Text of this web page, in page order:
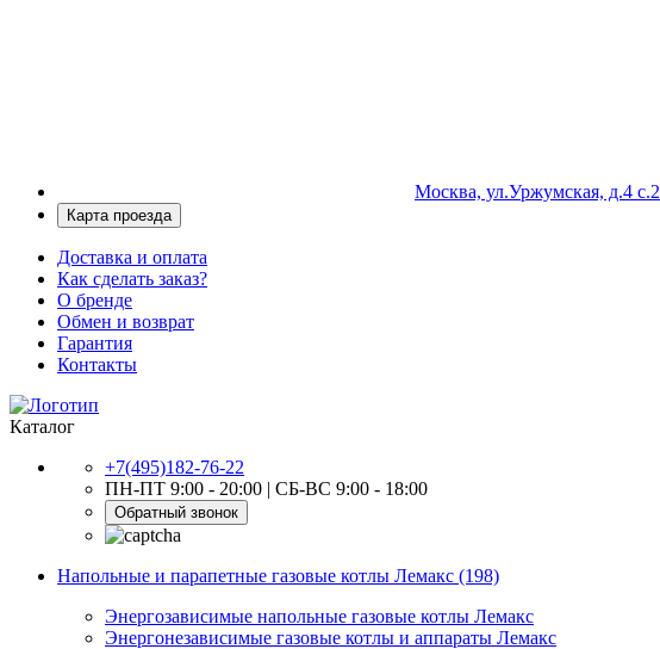
Москва, ул.Уржумская, д.4 с.2
Карта проезда
Доставка и оплата
Как сделать заказ?
О бренде
Обмен и возврат
Гарантия
Контакты
Каталог
+7(495)182-76-22
ПН-ПТ 9:00 - 20:00 | СБ-ВС 9:00 - 18:00
Обратный звонок
Напольные и парапетные газовые котлы Лемакс (198)
Энергозависимые напольные газовые котлы Лемакс
Энергонезависимые газовые котлы и аппараты Лемакс